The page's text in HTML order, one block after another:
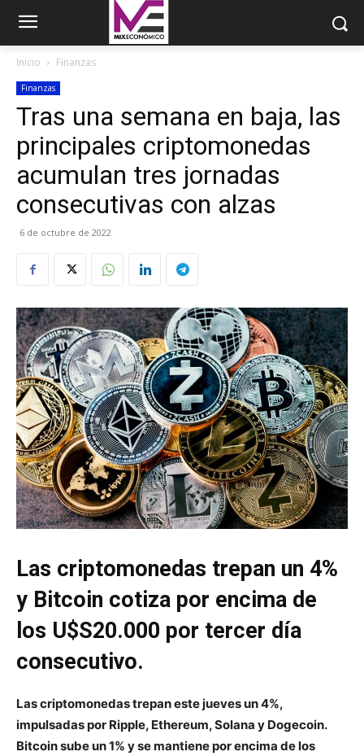
Inicio Finanzas
Finanzas
Tras una semana en baja, las
principales criptomonedas
acumulan tres jornadas
consecutivas con alzas
6 de octubre de 2022
Las criptomonedas trepan un 4%
y Bitcoin cotiza por encima de
los U$S20.000 por tercer día
consecutivo.
Las criptomonedas trepan este jueves un 4%,
impulsadas por Ripple, Ethereum, Solana y Dogecoin.
Bitcoin sube un 1% y se mantiene por encima de los